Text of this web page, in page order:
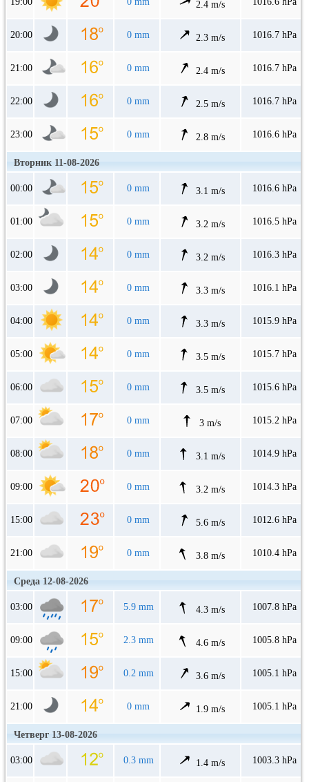
2.4 m/s
20:00 0 mm 2.3 m/s 1016.7 hPa
21:00 0 mm 2.4 m/s 1016.7 hPa
22:00 0 mm 2.5 m/s 1016.7 hPa
23:00 0 mm 2.8 m/s 1016.6 hPa
Вторник 11-08-2026
00:00 0 mm 3.1 m/s 1016.6 hPa
01:00 0 mm 3.2 m/s 1016.5 hPa
02:00 0 mm 3.2 m/s 1016.3 hPa
03:00 0 mm 3.3 m/s 1016.1 hPa
04:00 0 mm 3.3 m/s 1015.9 hPa
05:00 0 mm 3.5 m/s 1015.7 hPa
06:00 0 mm 3.5 m/s 1015.6 hPa
07:00 0 mm 3 m/s 1015.2 hPa
08:00 0 mm 3.1 m/s 1014.9 hPa
09:00 0 mm 3.2 m/s 1014.3 hPa
15:00 0 mm 5.6 m/s 1012.6 hPa
21:00 0 mm 3.8 m/s 1010.4 hPa
Среда 12-08-2026
03:00 5.9 mm 4.3 m/s 1007.8 hPa
09:00 2.3 mm 4.6 m/s 1005.8 hPa
15:00 0.2 mm 3.6 m/s 1005.1 hPa
21:00 0 mm 1.9 m/s 1005.1 hPa
Четверг 13-08-2026
03:00 0.3 mm 1.4 m/s 1003.3 hPa